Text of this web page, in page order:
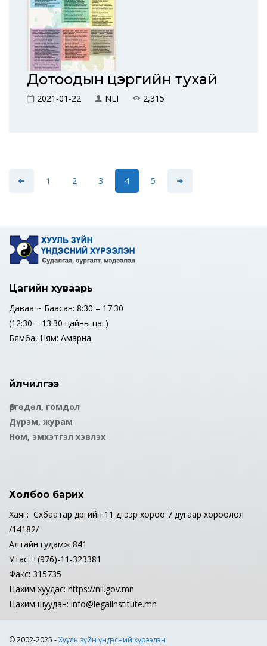
Дотоодын цэргийн тухай
2021-01-22 NLI 2,315
1 2 3 4 5
Цагийн хуваарь
Даваа ~ Баасан: 8:30 – 17:30
(12:30 – 13:30 цайны цаг)
Бямба, Ням: Амарна.
Үйлчилгээ
Өргөдөл, гомдол
Дүрэм, журам
Ном, эмхэтгэл хэвлэх
Холбоо барих
Хаяг: Сүхбаатар дүүргийн 11 дүгээр хороо 7 дугаар хороолол
/14182/
Алтайн гудамж 841
Утас: +(976)-11-323381
Факс: 315735
Цахим хуудас: https://nli.gov.mn
Цахим шуудан: info@legalinstitute.mn
© 2002-2025 -Хууль зүйн үндэсний хүрээлэн